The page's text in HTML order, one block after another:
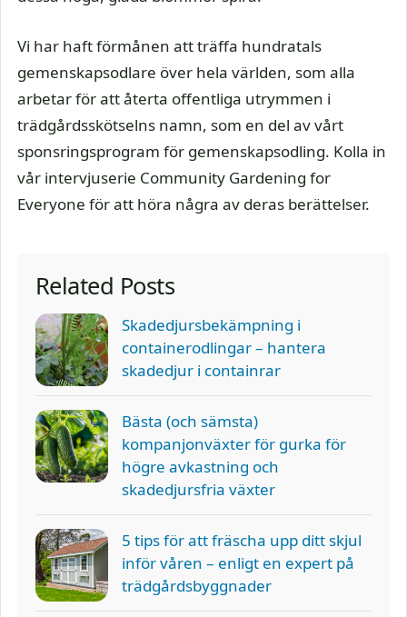
Vi har haft förmånen att träffa hundratals
gemenskapsodlare över hela världen, som alla
arbetar för att återta offentliga utrymmen i
trädgårdsskötselns namn, som en del av vårt
sponsringsprogram för gemenskapsodling. Kolla in
vår intervjuserie Community Gardening for
Everyone för att höra några av deras berättelser.
Related Posts
Skadedjursbekämpning i
containerodlingar – hantera
skadedjur i containrar
Bästa (och sämsta)
kompanjonväxter för gurka för
högre avkastning och
skadedjursfria växter
5 tips för att fräscha upp ditt skjul
inför våren – enligt en expert på
trädgårdsbyggnader